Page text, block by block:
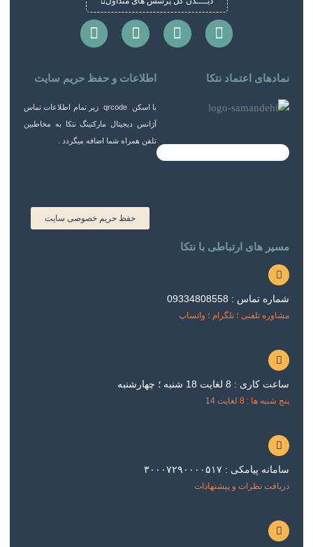
I
n
t
a
g
r
m
T
e
W
h
t
s
a
p
p
F
a
e
b
o
o
k
نمادهای اعتماد نتکا اطلاعات و حفظ حریم سایت
با اسکن qrcode زیر تمام اطلاعات تماس
آژانس دیجیتال مارکتینگ نتکا به مخاطبین
تلفن همراه شما اضافه میگردد .
حفظ حریم خصوصی سایت
مسیر های ارتباطی با نتکا
شماره تماس : 09334808558
مشاوره تلفنی ؛ تلگرام ؛ واتساپ
ساعت کاری : 8 لغایت 18 شنبه ؛ چهارشنبه
پنج شنبه ها : 8 لغایت 14
سامانه پیامکی : ۳۰۰۰۷۲۹۰۰۰۰۵۱۷
دریافت نظرات و پیشنهادات